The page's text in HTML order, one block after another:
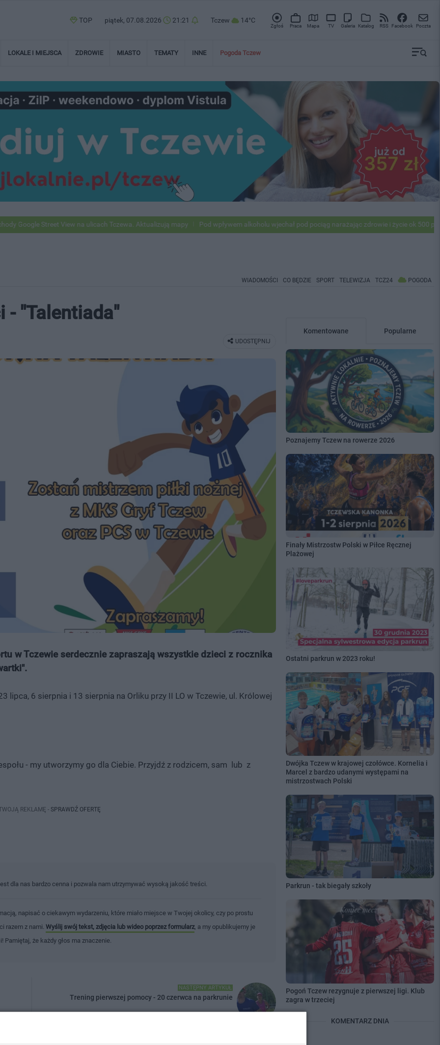
TOP piątek, 07.08.2026 21:21 Tczew 14°C
Zgłoś Praca Mapa TV Galeria Katalog RSS Facebook Poczta
LOKALE I MIEJSCA ZDROWIE MIASTO TEMATY INNE Pogoda Tczew
View na ulicach Tczewa. Aktualizują mapy Pod wpływem alkoholu wjechał pod pociąg narażając zdrowie i życie ok 500 pasażerów!
WIADOMOŚCI CO BĘDZIE SPORT TELEWIZJA TCZ24 POGODA
- "Talentiada"
UDOSTĘPNIJ
w Tczewie serdecznie zapraszają wszystkie dzieci z rocznika
lipca, 6 sierpnia i 13 sierpnia na Orliku przy II LO w Tczewie, ul. Królowej
- my utworzymy go dla Ciebie. Przyjdź z rodzicem, sam lub z
REKLAMĘ - SPRAWDŹ OFERTĘ
dla nas bardzo cenna i pozwala nam utrzymywać wysoką jakość treści.
napisać o ciekawym wydarzeniu, które miało miejsce w Twojej okolicy, czy po prostu
razem z nami. Wyślij swój tekst, zdjęcia lub wideo poprzez formularz , a my opublikujemy je
że każdy głos ma znaczenie.
NASTĘPNY ARTYKUŁ
Trening pierwszej pomocy - 20 czerwca na parkrunie
Komentowane Popularne
Poznajemy Tczew na rowerze 2026
Finały Mistrzostw Polski w Piłce Ręcznej
Plażowej
Ostatni parkrun w 2023 roku!
Dwójka Tczew w krajowej czołówce. Kornelia i
Marcel z bardzo udanymi występami na
mistrzostwach Polski
Parkrun - tak biegały szkoły
Pogoń Tczew rezygnuje z pierwszej ligi. Klub
zagra w trzeciej
KOMENTARZ DNIA